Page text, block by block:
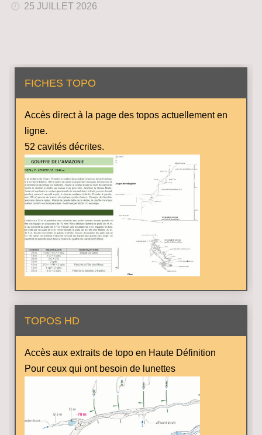
25 JUILLET 2026
FICHES TOPO
Accès direct à la page des topos actuellement en
ligne.
52 cavités décrites.
TOPOS HD
Accès aux extraits de topo en Haute Définition
Pour ceux qui ont besoin de lunettes